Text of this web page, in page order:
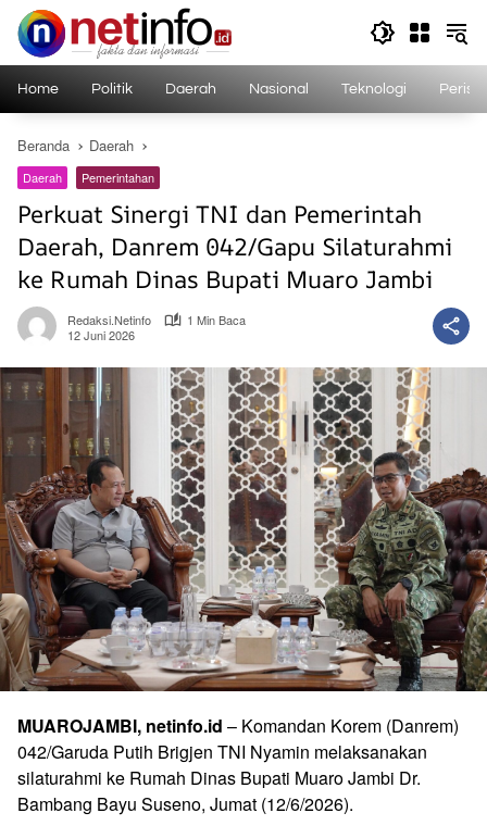
Langsung
konten
Home Politik Daerah Nasional Teknologi
Beranda Daerah
Daerah Pemerintahan
Perkuat Sinergi TNI dan Pemerintah
Daerah, Danrem 042/Gapu Silaturahmi
ke Rumah Dinas Bupati Muaro Jambi
Redaksi.netinfo
1 Min Baca
12 Juni 2026
MUAROJAMBI, netinfo.id – Komandan Korem (Danrem)
042/Garuda Putih Brigjen TNI Nyamin melaksanakan
silaturahmi ke Rumah Dinas Bupati Muaro Jambi Dr.
Bambang Bayu Suseno, Jumat (12/6/2026).